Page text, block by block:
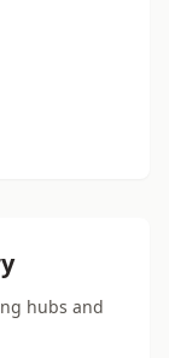
hubs and